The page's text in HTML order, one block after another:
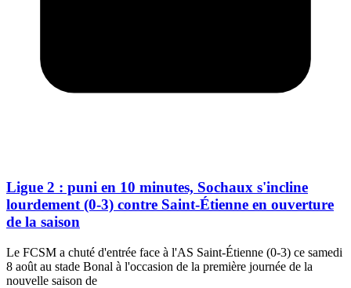
Ligue 2 : puni en 10 minutes, Sochaux s'incline
lourdement (0-3) contre Saint-Étienne en ouverture
de la saison
Le FCSM a chuté d'entrée face à l'AS Saint-Étienne (0-3) ce samedi
8 août au stade Bonal à l'occasion de la première journée de la
nouvelle saison de